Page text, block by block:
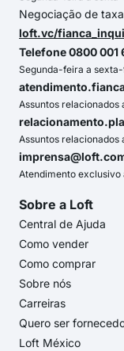
Negociação de
loft.vc/
Telefone 0800 001
Segunda-feira a
Assuntos relacionados
Assuntos relacionados
Atendimento exclusivo
Sobre a Loft
Central de Ajuda
Como vender
Como comprar
Sobre nós
Carreiras
Quero ser
Loft México